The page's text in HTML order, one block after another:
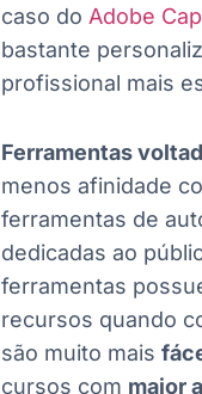
caso do Adobe
bastante
profissional mais
Ferramentas
menos afinidade
ferramentas de
dedicadas ao
ferramentas
recursos quando
são muito mais
cursos com maior